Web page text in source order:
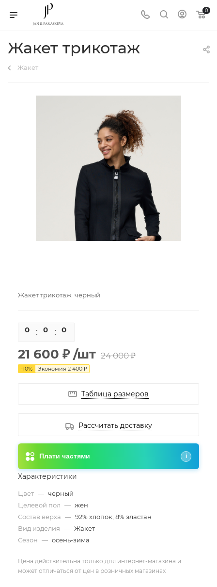
0
Жакет трикотаж
Жакет
Жакет трикотаж черный
0 0 0
21 600 ₽ /шт 24 000 ₽
-10% Экономия 2 400 ₽
Таблица размеров
Рассчитать доставку
Плати частями i
Характеристики
Цвет — черный
Целевой пол — жен
Состав верха — 92% хлопок; 8% эластан
Вид изделия — Жакет
Сезон — осень-зима
Цена действительна только для интернет-магазина и
может отличаться от цен в розничных магазинах